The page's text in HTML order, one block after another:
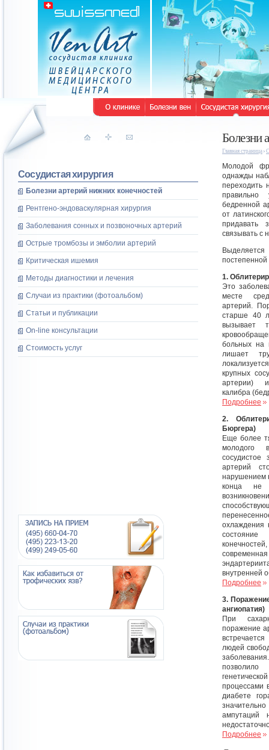
Сосудистая хирургия
Болезни артерий нижних конечностей
Рентгено-эндоваскулярная хирургия
Заболевания сонных и позвоночных артерий
Острые тромбозы и эмболии артерий
Критическая ишемия
Методы диагностики и лечения
Случаи из практики (фотоальбом)
Статьи и публикации
On-line консультации
Стоимость услуг
Болезни
Главная страница
Молодой
однажды
переходить
правильно
бедренной
от
придавать
связывать с
постепенной
1.
Это
месте
артерий.
старше 40
вызывает
больных на
лишает
крупных
артерии)
калибра
Подробнее
2.
Бюргера)
Еще более
молодого
сосудистое
артерий
нарушением
конца не
охлаждения
внутренней
Подробнее
3.
ангиопатия)
При
поражение
людей
позволило
процессами
диабете
ампутаций
Подробнее